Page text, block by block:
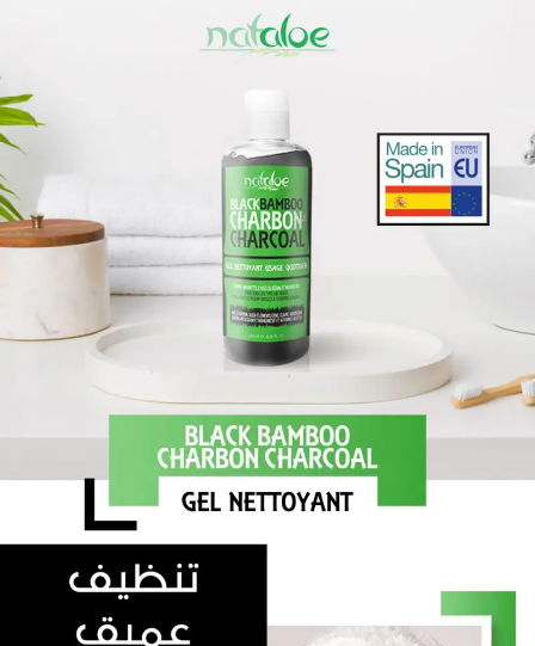
Sign in
Remember me Lost password?
Log in
Create an account